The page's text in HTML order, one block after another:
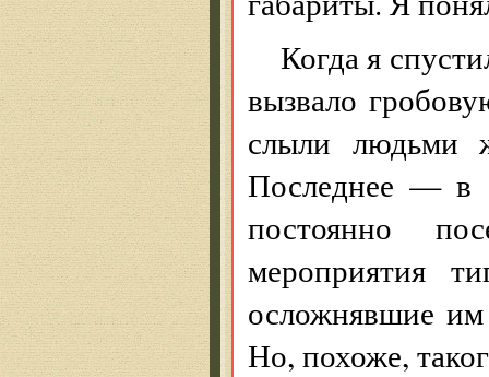
Когда я
вызвало
слыли людьми
Последнее — в
постоянно
мероприятия
осложнявшие
Но, похоже,